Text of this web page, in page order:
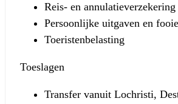
Reis- en annulatieverzekering
Persoonlijke uitgaven en
Toeristenbelasting
Toeslagen
Transfer vanuit Lochristi,